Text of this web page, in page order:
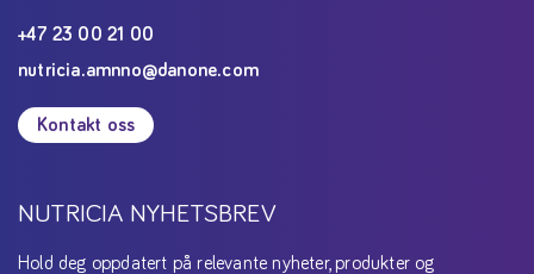
+47 23 00 21 00
nutricia.amnno@danone.com
Kontakt oss
NUTRICIA NYHETSBREV
Hold deg oppdatert på relevante nyheter, produkter og